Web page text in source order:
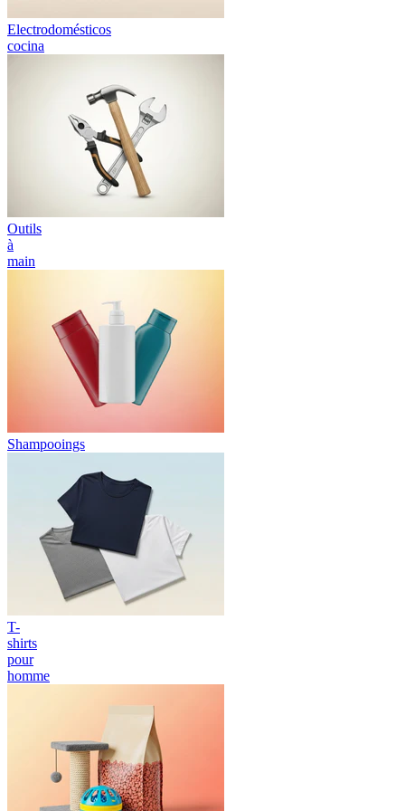
Electrodomésticos
cocina
Outils
à
main
Shampooings
T-
shirts
pour
homme